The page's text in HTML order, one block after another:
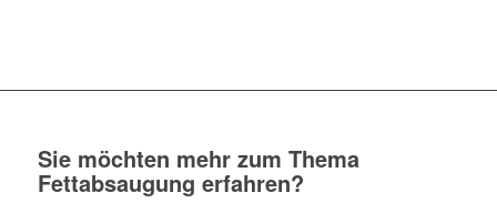
Sie möchten mehr zum Thema
Fettabsaugung erfahren?